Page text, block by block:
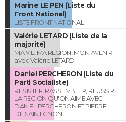
Marine LE PEN (Liste du
Front National)
LISTE FRONT NATIONAL
Valérie LETARD (Liste de la
majorité)
MA VIE, MA REGION, MON AVENIR
avec Valérie LETARD
Daniel PERCHERON (Liste du
Parti Socialiste)
RESISTER, RASSEMBLER, REUSSIR
LA REGION QU'ON AIME AVEC
DANIEL PERCHERON ET PIERRE
DE SAINTIGNON